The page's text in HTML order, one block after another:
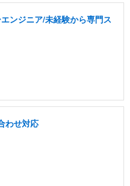
ンジニア/未経験から専門ス
わせ対応